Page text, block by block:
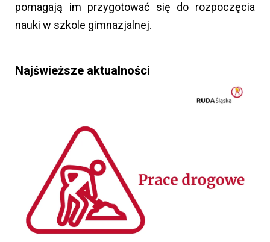
pomagają im przygotować się do rozpoczęcia
nauki w szkole gimnazjalnej.
Najświeższe aktualności